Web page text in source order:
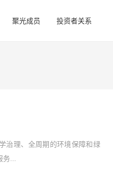
聚光成员 投资者关系
治理、全周期的环境保障和绿
...